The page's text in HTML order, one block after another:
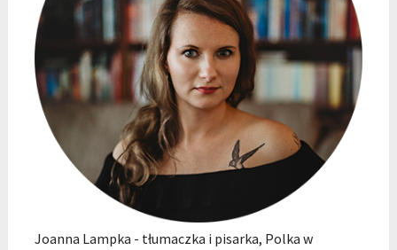
Joanna Lampka - tłumaczka i pisarka, Polka w